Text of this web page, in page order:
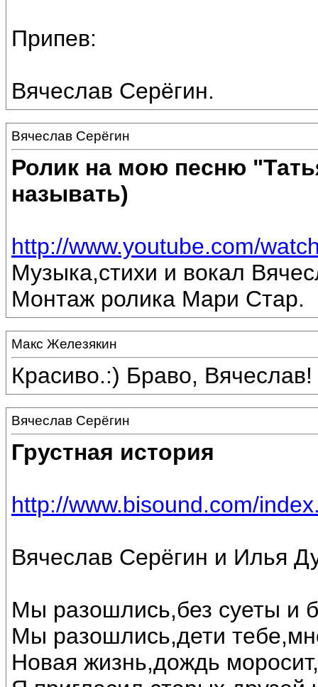
Припев:
Вячеслав Серёгин.
Вячеслав Серёгин
Ролик на мою песню
называть)
http://www.youtube.com/
Музыка,стихи и вокал
Монтаж ролика Мари Стар.
Макс Железякин
Красиво.:) Браво, Вячеслав!
Вячеслав Серёгин
Грустная история
http://www.bisound.com/
Вячеслав Серёгин и Илья
Мы разошлись,без суеты и
Мы разошлись,дети
Новая жизнь,дождь